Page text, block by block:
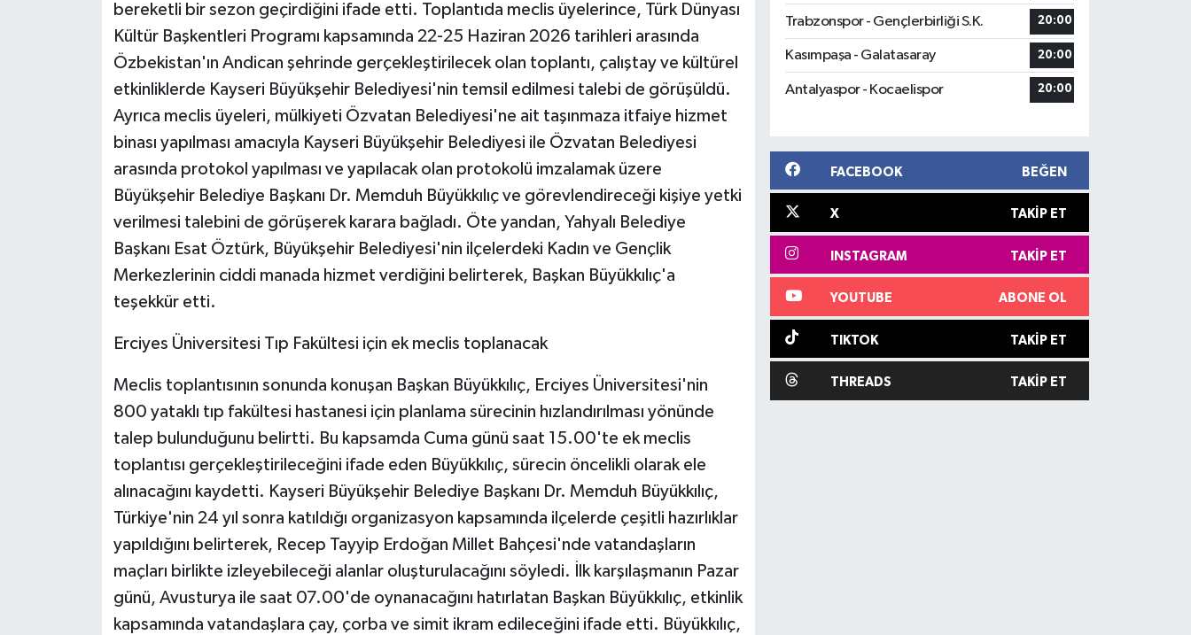
bereketli bir sezon geçirdiğini ifade etti. Toplantıda meclis üyelerince, Türk Dünyası
Kültür Başkentleri Programı kapsamında 22-25 Haziran 2026 tarihleri arasında
Özbekistan'ın Andican şehrinde gerçekleştirilecek olan toplantı, çalıştay ve kültürel
etkinliklerde Kayseri Büyükşehir Belediyesi'nin temsil edilmesi talebi de görüşüldü.
Ayrıca meclis üyeleri, mülkiyeti Özvatan Belediyesi'ne ait taşınmaza itfaiye hizmet
binası yapılması amacıyla Kayseri Büyükşehir Belediyesi ile Özvatan Belediyesi
arasında protokol yapılması ve yapılacak olan protokolü imzalamak üzere
Büyükşehir Belediye Başkanı Dr. Memduh Büyükkılıç ve görevlendireceği kişiye yetki
verilmesi talebini de görüşerek karara bağladı. Öte yandan, Yahyalı Belediye
Başkanı Esat Öztürk, Büyükşehir Belediyesi'nin ilçelerdeki Kadın ve Gençlik
Merkezlerinin ciddi manada hizmet verdiğini belirterek, Başkan Büyükkılıç'a
teşekkür etti.
Erciyes Üniversitesi Tıp Fakültesi için ek meclis toplanacak
Meclis toplantısının sonunda konuşan Başkan Büyükkılıç, Erciyes Üniversitesi'nin
800 yataklı tıp fakültesi hastanesi için planlama sürecinin hızlandırılması yönünde
talep bulunduğunu belirtti. Bu kapsamda Cuma günü saat 15.00'te ek meclis
toplantısı gerçekleştirileceğini ifade eden Büyükkılıç, sürecin öncelikli olarak ele
alınacağını kaydetti. Kayseri Büyükşehir Belediye Başkanı Dr. Memduh Büyükkılıç,
Türkiye'nin 24 yıl sonra katıldığı organizasyon kapsamında ilçelerde çeşitli hazırlıklar
yapıldığını belirterek, Recep Tayyip Erdoğan Millet Bahçesi'nde vatandaşların
maçları birlikte izleyebileceği alanlar oluşturulacağını söyledi. İlk karşılaşmanın Pazar
günü, Avusturya ile saat 07.00'de oynanacağını hatırlatan Başkan Büyükkılıç, etkinlik
kapsamında vatandaşlara çay, çorba ve simit ikram edileceğini ifade etti. Büyükkılıç,
Trabzonspor - Gençlerbirliği S.K. 20:00
Kasımpaşa - Galatasaray 20:00
Antalyaspor - Kocaelispor 20:00
FACEBOOK BEĞEN
X TAKIP ET
INSTAGRAM TAKIP ET
YOUTUBE ABONE OL
TIKTOK TAKIP ET
THREADS TAKIP ET